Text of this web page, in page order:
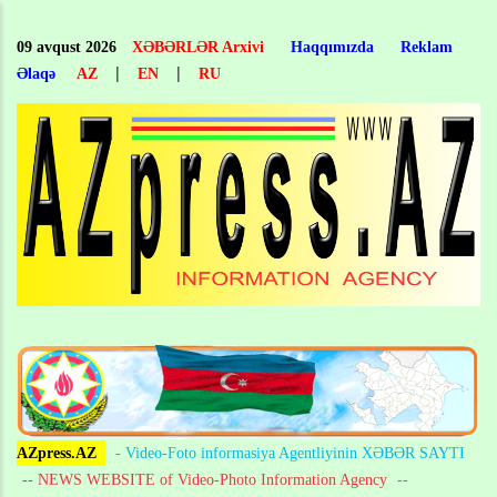
main
content
09 avqust 2026 XƏBƏRLƏR Arxivi Haqqımızda
Reklam
Əlaqə
AZ | EN | RU
AZpress.AZ
- Video-Foto informasiya Agentliyinin XƏBƏR SAYTI
-- NEWS WEBSITE of Video-Photo Information Agency --